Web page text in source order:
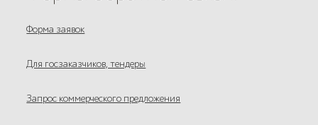
Форма заявок
Для госзаказчиков, тендеры
Запрос коммерческого предложения